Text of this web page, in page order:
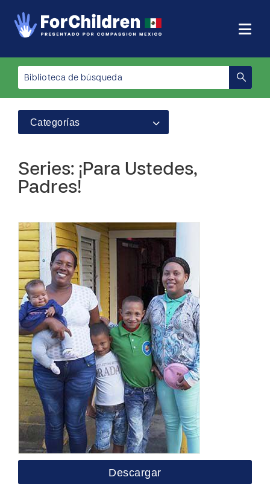
Categorías
Series: ¡Para Ustedes,
Padres!
Descargar